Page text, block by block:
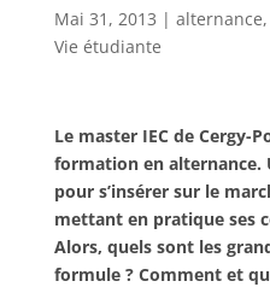
Mai 31, 2013 | alternance,
Vie étudiante
Le master IEC de Cergy-
formation en
pour s’insérer sur le
mettant en pratique ses
Alors, quels sont les
formule ? Comment et